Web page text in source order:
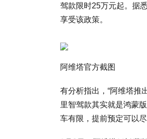
驾款限时25万元起。据
享受该政策。
阿维塔官方截图
有分析指出，“阿维塔推
里智驾款其实就是鸿蒙
车有限，提前预定可以